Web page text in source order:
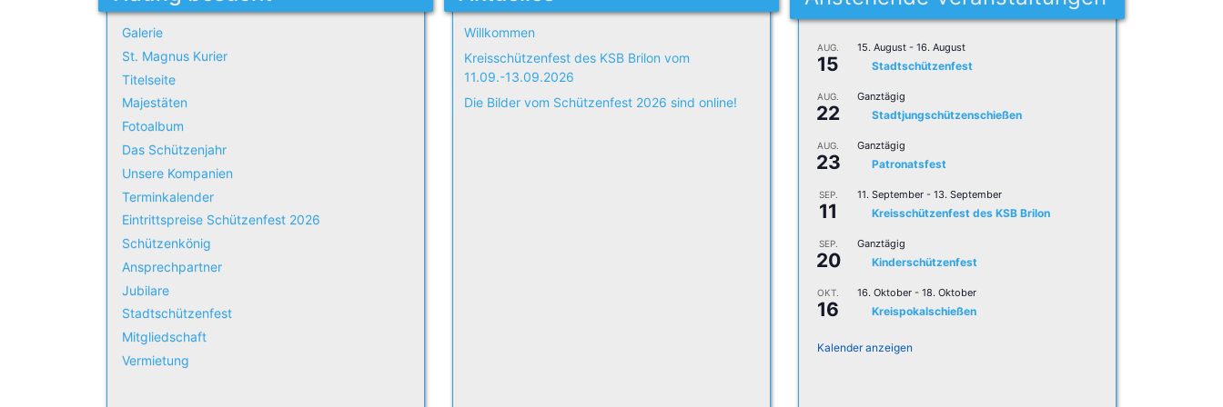
Galerie
St. Magnus Kurier
Titelseite
Majestäten
Fotoalbum
Das Schützenjahr
Unsere Kompanien
Terminkalender
Eintrittspreise Schützenfest 2026
Schützenkönig
Ansprechpartner
Jubilare
Stadtschützenfest
Mitgliedschaft
Vermietung
Willkommen
Kreisschützenfest des KSB Brilon vom
11.09.-13.09.2026
Die Bilder vom Schützenfest 2026 sind online!
AUG.
15
15. August - 16. August
Stadtschützenfest
AUG.
22
Ganztägig
Stadtjungschützenschießen
AUG.
23
Ganztägig
Patronatsfest
SEP.
11
11. September - 13. September
Kreisschützenfest des KSB Brilon
SEP.
20
Ganztägig
Kinderschützenfest
OKT.
16
16. Oktober - 18. Oktober
Kreispokalschießen
Kalender anzeigen